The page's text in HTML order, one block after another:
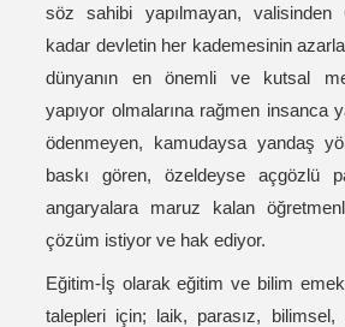
söz sahibi yapılmayan, valisinden
kadar devletin her kademesinin
dünyanın en önemli ve kutsal
yapıyor olmalarına rağmen insanca
ödenmeyen, kamudaysa yandaş
baskı gören, özeldeyse açgözlü
angaryalara maruz kalan
çözüm istiyor ve hak ediyor.
Eğitim-İş olarak eğitim ve bilim
talepleri için; laik, parasız,